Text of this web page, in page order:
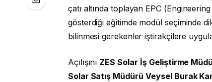
çatı altında toplayan EPC
gösterdiği eğitimde modül seçiminde
bilinmesi gerekenler iştirakçilere
Açılışını ZES Solar İş Geliştirme
Solar Satış Müdürü Veysel Burak